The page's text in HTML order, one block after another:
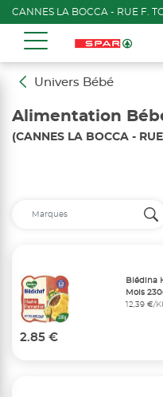
CANNES LA BOCCA - RUE F.
Univers Bébé
Alimentation
(CANNES LA BOCCA -
Blédina
Mois
12,39 €/
2.85 €